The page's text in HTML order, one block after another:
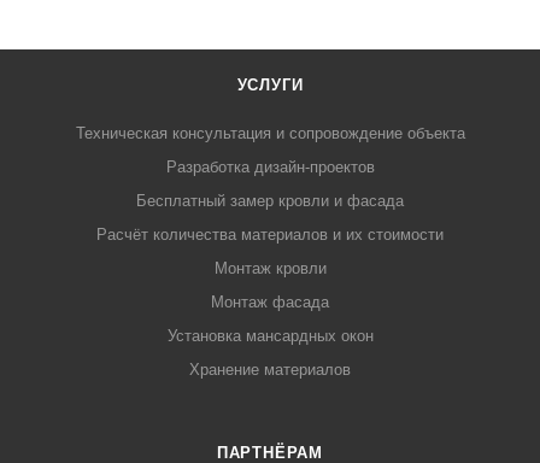
УСЛУГИ
Техническая консультация и сопровождение объекта
Разработка дизайн-проектов
Бесплатный замер кровли и фасада
Расчёт количества материалов и их стоимости
Монтаж кровли
Монтаж фасада
Установка мансардных окон
Хранение материалов
ПАРТНЁРАМ